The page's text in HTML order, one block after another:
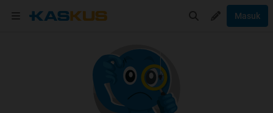
Masuk